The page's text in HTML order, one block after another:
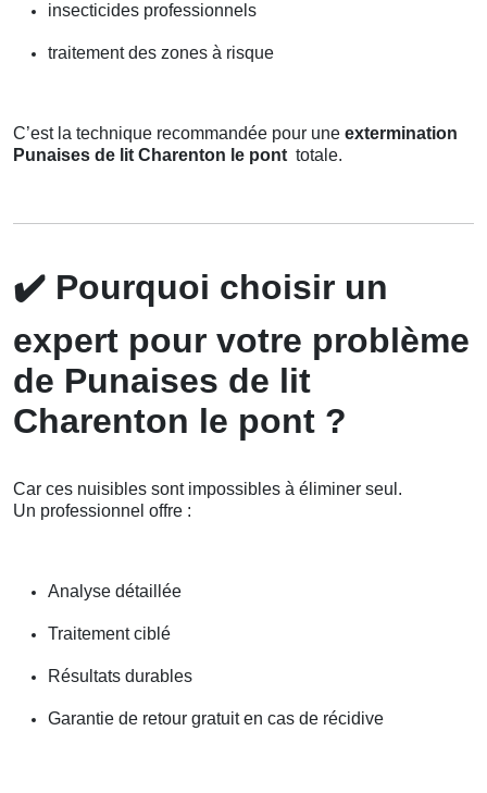
insecticides professionnels
traitement des zones à risque
C’est la technique recommandée pour une extermination
Punaises de lit Charenton le pont totale.
✔️ Pourquoi choisir un
expert pour votre problème
de Punaises de lit
Charenton le pont ?
Car ces nuisibles sont impossibles à éliminer seul.
Un professionnel offre :
Analyse détaillée
Traitement ciblé
Résultats durables
Garantie de retour gratuit en cas de récidive